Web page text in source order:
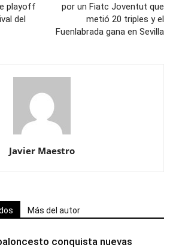
playoff
del
por un Fiatc Joventut que
metió 20 triples y el
Fuenlabrada gana en Sevilla
Javier Maestro
Más del autor
conquista nuevas